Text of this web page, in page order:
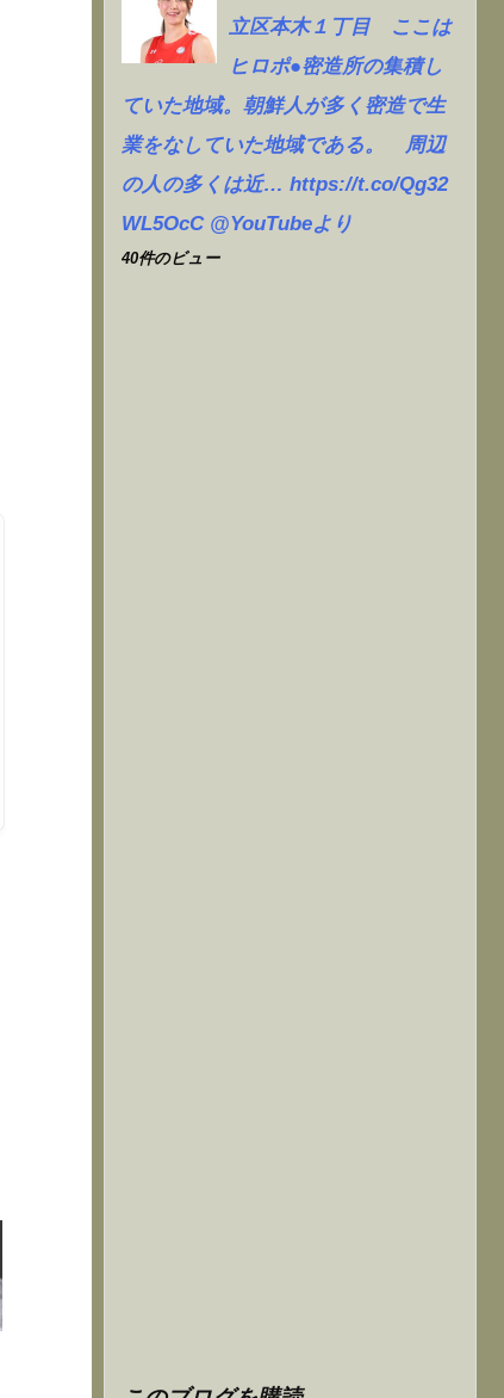
立区本木１丁目 ここは
ヒロポ●密造所の集積し
ていた地域。朝鮮人が多く密造で生
業をなしていた地域である。 周辺
の人の多くは近… https://t.co/Qg32
WL5OcC @YouTubeより
40件のビュー